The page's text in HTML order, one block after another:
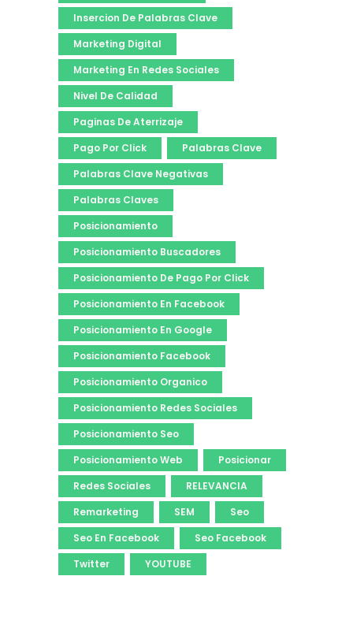
Insercion De Palabras Clave
Marketing Digital
Marketing En Redes Sociales
Nivel De Calidad
Paginas De Aterrizaje
Pago Por Click
Palabras Clave
Palabras Clave Negativas
Palabras Claves
Posicionamiento
Posicionamiento Buscadores
Posicionamiento De Pago Por Click
Posicionamiento En Facebook
Posicionamiento En Google
Posicionamiento Facebook
Posicionamiento Organico
Posicionamiento Redes Sociales
Posicionamiento Seo
Posicionamiento Web
Posicionar
Redes Sociales
RELEVANCIA
Remarketing
SEM
Seo
Seo En Facebook
Seo Facebook
Twitter
YOUTUBE